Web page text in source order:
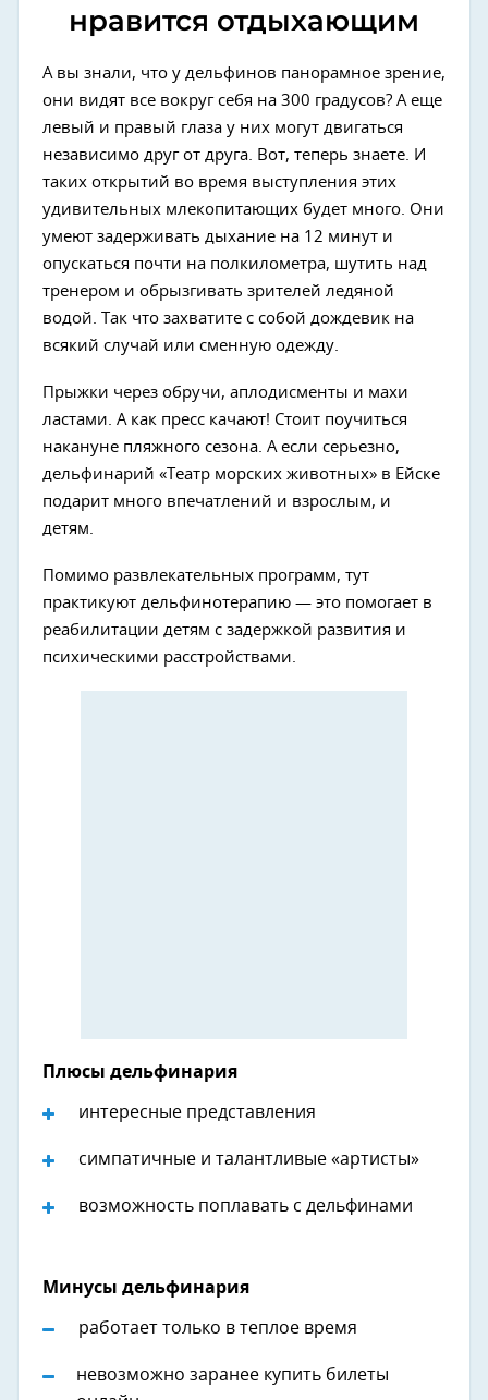
нравится отдыхающим
А вы знали, что у дельфинов панорамное зрение,
они видят все вокруг себя на 300 градусов? А еще
левый и правый глаза у них могут двигаться
независимо друг от друга. Вот, теперь знаете. И
таких открытий во время выступления этих
удивительных млекопитающих будет много. Они
умеют задерживать дыхание на 12 минут и
опускаться почти на полкилометра, шутить над
тренером и обрызгивать зрителей ледяной
водой. Так что захватите с собой дождевик на
всякий случай или сменную одежду.
Прыжки через обручи, аплодисменты и махи
ластами. А как пресс качают! Стоит поучиться
накануне пляжного сезона. А если серьезно,
дельфинарий «Театр морских животных» в Ейске
подарит много впечатлений и взрослым, и
детям.
Помимо развлекательных программ, тут
практикуют дельфинотерапию — это помогает в
реабилитации детям с задержкой развития и
психическими расстройствами.
Плюсы дельфинария
интересные представления
симпатичные и талантливые «артисты»
возможность поплавать с дельфинами
Минусы дельфинария
работает только в теплое время
невозможно заранее купить билеты